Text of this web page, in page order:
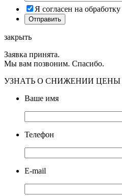
Я согласен на обработку
закрыть
Заявка принята.
Мы вам позвоним. Спасибо.
УЗНАТЬ О СНИЖЕНИИ ЦЕНЫ
Ваше имя
Телефон
E-mail